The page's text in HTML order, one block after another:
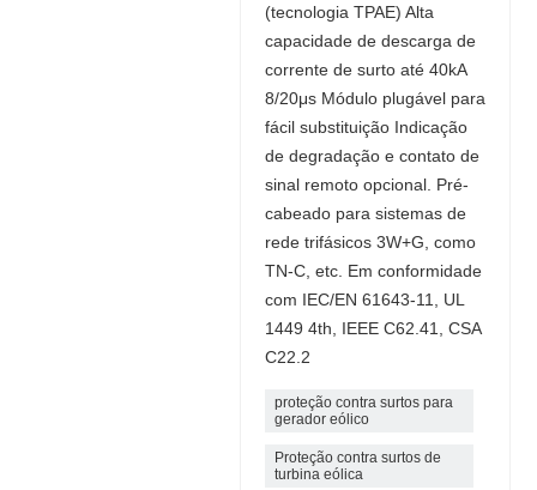
(tecnologia TPAE) Alta
capacidade de descarga de
corrente de surto até 40kA
8/20μs Módulo plugável para
fácil substituição Indicação
de degradação e contato de
sinal remoto opcional. Pré-
cabeado para sistemas de
rede trifásicos 3W+G, como
TN-C, etc. Em conformidade
com IEC/EN 61643-11, UL
1449 4th, IEEE C62.41, CSA
C22.2
proteção contra surtos para
gerador eólico
Proteção contra surtos de
turbina eólica